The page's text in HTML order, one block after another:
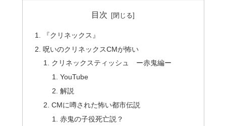
目次
『クリネックス』
呪いのクリネックスCMが怖い
クリネックスティッシュ ー赤鬼編ー
YouTube
解説
CMに噂された怖い都市伝説
赤鬼の子役死亡説？